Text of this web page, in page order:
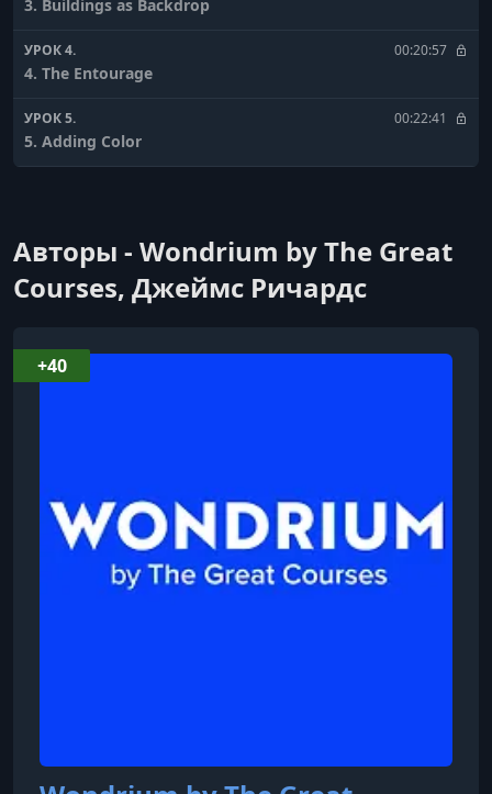
3. Buildings as Backdrop
УРОК 4. 00:20:57
4. The Entourage
УРОК 5. 00:22:41
5. Adding Color
УРОК 7. 00:19:30
7. Thumbnails Composition
8. Drawing Facades
УРОК 11. 00:25:15
11. Details That Give Cities Life
Авторы - Wondrium by The Great
Courses, Джеймс Ричардс
+40